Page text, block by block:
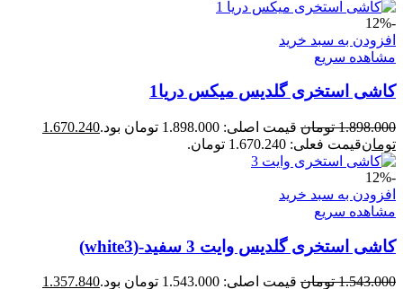
-12%
افزودن به سبد خرید
مشاهده سریع
کاشی استخری گلدیس میکس دریا1
1.898.000 تومان قیمت اصلی: 1.898.000 تومان بود.
1.670.240
تومانقیمت فعلی: 1.670.240 تومان.
-12%
افزودن به سبد خرید
مشاهده سریع
کاشی استخری گلدیس وایت 3 سفید-(white3)
1.543.000 تومان قیمت اصلی: 1.543.000 تومان بود.
1.357.840